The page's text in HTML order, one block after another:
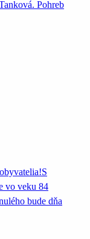
Pohreb
vo veku 84
bude dňa